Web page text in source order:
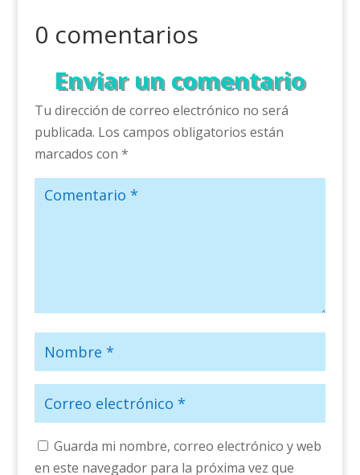
0 comentarios
Enviar un comentario
Tu dirección de correo electrónico no será
publicada. Los campos obligatorios están
marcados con *
Guarda mi nombre, correo electrónico y web
en este navegador para la próxima vez que